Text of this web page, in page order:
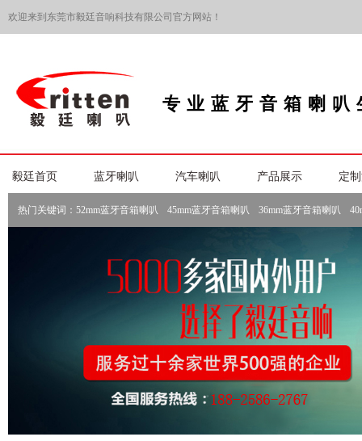
欢迎来到东莞市毅廷音响科技有限公司官方网站！
专业蓝牙音箱喇叭
毅廷首页 蓝牙喇叭 汽车喇叭 产品展示 定
热门关键词： 52mm蓝牙音箱喇叭 45mm蓝牙音箱喇叭 36mm蓝牙音箱喇叭